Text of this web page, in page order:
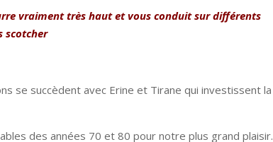
vraiment très haut et vous conduit sur différents
scotcher
se succèdent avec Erine et Tirane qui investissent la
des années 70 et 80 pour notre plus grand plaisir.